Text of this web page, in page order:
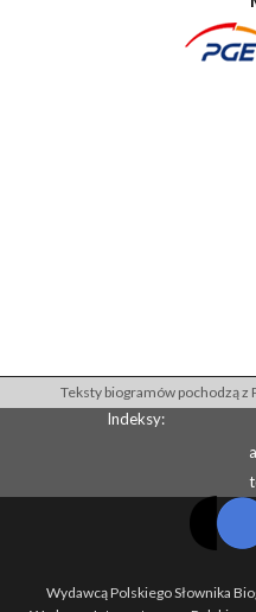
Teksty biogramów pochodzą z
Indeksy:
Wydawcą Polskiego Słownika